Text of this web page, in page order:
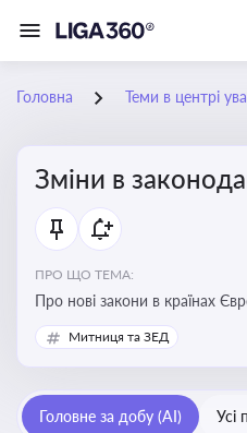
Головна Теми в центрі
Зміни в
ПРО ЩО ТЕМА:
Про нові закони в країнах
впливають на умови торгівлі,
інтеграції та перспективу
Митниця та ЗЕД
Головне за добу (AI) Усі